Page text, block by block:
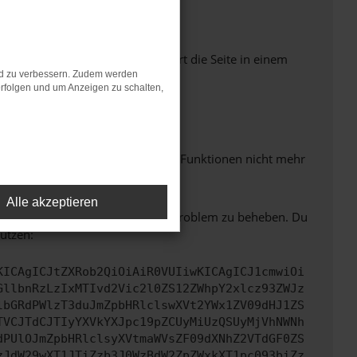
Seiten verhindern. Funktioniert die Seite in einem
dazu führen, dass bestimmte Funktionen nicht mehr
Wir werden versuchen, das Problem zu beheben. Du
zu verbessern. Zudem werden
und um Anzeigen zu schalten,
Alle akzeptieren